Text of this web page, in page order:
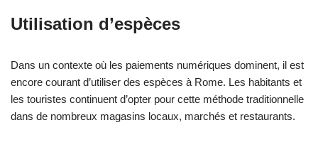
Utilisation d’espèces
Dans un contexte où les paiements numériques dominent, il est
encore courant d’utiliser des espèces à Rome. Les habitants et
les touristes continuent d’opter pour cette méthode traditionnelle
dans de nombreux magasins locaux, marchés et restaurants.